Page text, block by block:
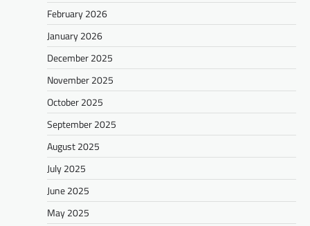
February 2026
January 2026
December 2025
November 2025
October 2025
September 2025
August 2025
July 2025
June 2025
May 2025